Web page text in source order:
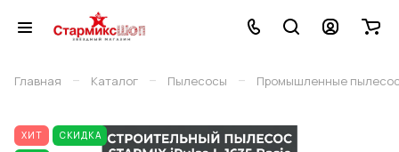
Главная – Каталог – Пылесосы – Промышленные
ХИТ
СКИДКА